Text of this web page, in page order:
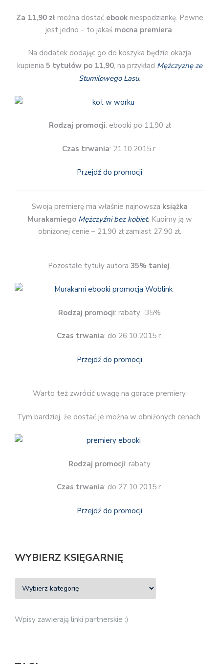
Za 11,90 złmożna dostać ebookniespodziankę. Pewne
jest jedno – to jakaś mocna premiera.
Na dodatek dodając go do koszyka będzie okazja
kupienia 5 tytułów po 11,90, na przykład Mężczyznę ze
Stumilowego Lasu.
Rodzaj promocji: ebooki po 11,90 zł
Czas trwania: 21.10.2015 r.
Przejdź do promocji
Swoją premierę ma właśnie najnowsza książka
Murakamiego Mężczyźni bez kobiet. Kupimy ją w
obniżonej cenie – 21,90 zł zamiast 27,90 zł.
Pozostałe tytuły autora 35% taniej.
Rodzaj promocji: rabaty -35%
Czas trwania: do 26.10.2015 r.
Przejdź do promocji
Warto też zwrócić uwagę na gorące premiery.
Tym bardziej, że dostać je można w obniżonych cenach.
Rodzaj promocji: rabaty
Czas trwania: do 27.10.2015 r.
Przejdź do promocji
WYBIERZ KSIĘGARNIĘ
Wpisy zawierają linki partnerskie :)